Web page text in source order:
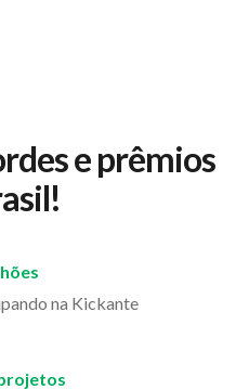
e prêmios
na Kickante